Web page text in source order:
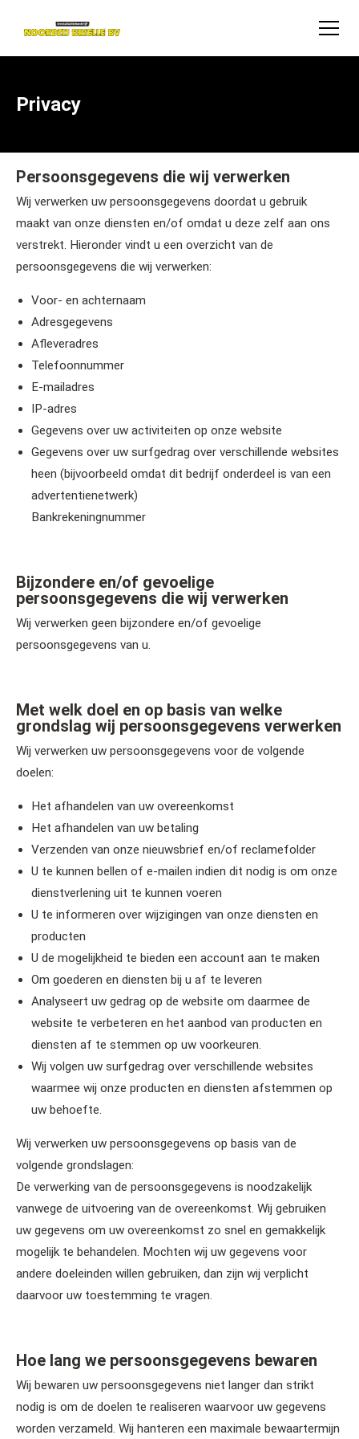
Privacy
Persoonsgegevens die wij verwerken
Wij verwerken uw persoonsgegevens doordat u gebruik
maakt van onze diensten en/of omdat u deze zelf aan ons
verstrekt. Hieronder vindt u een overzicht van de
persoonsgegevens die wij verwerken:
Voor- en achternaam
Adresgegevens
Afleveradres
Telefoonnummer
E-mailadres
IP-adres
Gegevens over uw activiteiten op onze website
Gegevens over uw surfgedrag over verschillende websites
heen (bijvoorbeeld omdat dit bedrijf onderdeel is van een
advertentienetwerk)
Bankrekeningnummer
Bijzondere en/of gevoelige
persoonsgegevens die wij verwerken
Wij verwerken geen bijzondere en/of gevoelige
persoonsgegevens van u.
Met welk doel en op basis van welke
grondslag wij persoonsgegevens verwerken
Wij verwerken uw persoonsgegevens voor de volgende
doelen:
Het afhandelen van uw overeenkomst
Het afhandelen van uw betaling
Verzenden van onze nieuwsbrief en/of reclamefolder
U te kunnen bellen of e-mailen indien dit nodig is om onze
dienstverlening uit te kunnen voeren
U te informeren over wijzigingen van onze diensten en
producten
U de mogelijkheid te bieden een account aan te maken
Om goederen en diensten bij u af te leveren
Analyseert uw gedrag op de website om daarmee de
website te verbeteren en het aanbod van producten en
diensten af te stemmen op uw voorkeuren.
Wij volgen uw surfgedrag over verschillende websites
waarmee wij onze producten en diensten afstemmen op
uw behoefte.
Wij verwerken uw persoonsgegevens op basis van de
volgende grondslagen:
De verwerking van de persoonsgegevens is noodzakelijk
vanwege de uitvoering van de overeenkomst. Wij gebruiken
uw gegevens om uw overeenkomst zo snel en gemakkelijk
mogelijk te behandelen. Mochten wij uw gegevens voor
andere doeleinden willen gebruiken, dan zijn wij verplicht
daarvoor uw toestemming te vragen.
Hoe lang we persoonsgegevens bewaren
Wij bewaren uw persoonsgegevens niet langer dan strikt
nodig is om de doelen te realiseren waarvoor uw gegevens
worden verzameld. Wij hanteren een maximale bewaartermijn